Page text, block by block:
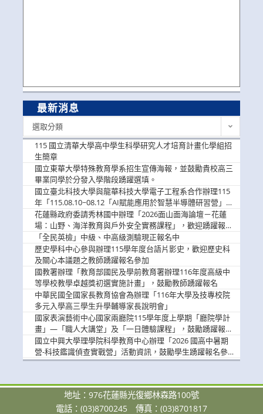
最新消息
選取分類
115 國立清華大學高中學生科學研究人才培育計畫化學組招
生簡章
國立東華大學特殊教育學系招生宣傳海報，並鼓勵貴校高三
畢業同學於分發入學階段踴躍選填。
國立臺北科技大學與龍華科技大學電子工程系合作辦理115
年「115.08.10~08.12「AI賦能應用於智慧半導體研習營」，
歡迎學生踴躍報名參加
花蓮縣政府委請秀林國中辦理「2026面山面海論壇－花蓮
場：山野、海洋教育與戶外安全實務課程」，歡迎踴躍報名
參加
「全民英檢」中級、中高級測驗現正報名中
歷史學科中心參與辦理115學年度台語片影史，歡迎歷史科
及關心本議題之教師踴躍報名參加
國教署辦理「教育部國民及學前教育署辦理116年度高級中
等學校教學卓越獎初選實施計畫」，鼓勵教師踴躍報名
中華民國全國家長教育協會為辦理「116年大學及技專校院
多元入學高三學生升學輔導家長說明會」
國家表演藝術中心國家兩廳院115學年度上學期「廳院學計
畫」—「職人大講堂」及「一日體驗課程」，鼓勵踴躍報名
參與。
國立中興大學理學院科學教育中心辦理「2026 國高中暑期
營-科技鑑識偵查實戰營」活動資訊，鼓勵學生踴躍報名參
加。
地址：976花蓮縣光復鄉林森路100號
電話：(03)8700245
傳真：(03)8701817